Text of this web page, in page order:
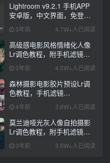
Lightroom v9.2.1 手机APP
安卓版，中文界面，免登录
直接激活破解版！
3年前 4.7W+人已阅读
高级感电影风格情绪化人像
Lr调色教程，附手机滤镜
PS+Lightroom预设下载！
3年前 4.5W+人已阅读
森林摄影电影胶片预设Lr调
色教程，手机滤镜
Lightroom+Ps预设下载！
4年前 3.6W+人已阅读
莫兰迪哑光灰人像自拍摄影
Lr调色教程，附手机滤镜
PS+Lightroom预设下载！
3年前 3.6W+人已阅读